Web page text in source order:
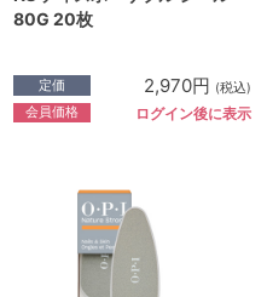
80G 20枚
定価 2,970円 (税込)
会員価格 ログイン後に表示